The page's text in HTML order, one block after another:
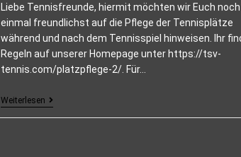
Liebe Tennisfreunde, hiermit möchten wir Euch noch
einmal freundlichst auf die Pflege der Tennisplätze
während und nach dem Tennisspiel hinweisen. Ihr
Regeln auf unserer Homepage unter https://tsv-
tennis.com/platzpflege-2/. Für…
Weiterlesen